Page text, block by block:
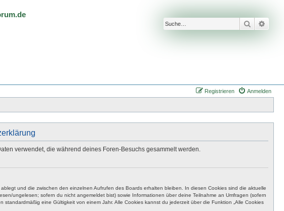
Suche
Anmelden
Registrieren
verwendet, die während deines Foren-Besuchs gesammelt werden.
und die zwischen den einzelnen Aufrufen des Boards erhalten bleiben. In diesen Cookies sind die aktuelle
ungelesen; sofern du nicht angemeldet bist) sowie Informationen über deine Teilnahme an Umfragen (sofern
eine Gültigkeit von einem Jahr. Alle Cookies kannst du jederzeit über die Funktion „Alle Cookies